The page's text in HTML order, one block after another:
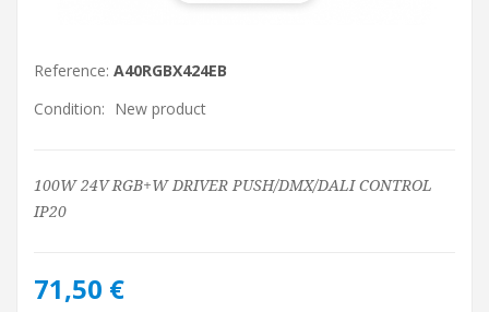
Reference: A40RGBX424EB
Condition: New product
100W 24V RGB+W DRIVER PUSH/DMX/DALI CONTROL
IP20
71,50 €